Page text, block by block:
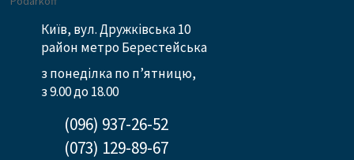
Київ, вул. Дружківська 10
район метро Берестейська
з понеділка по п’ятницю,
з 9.00 до 18.00
(096) 937-26-52
(073) 129-89-67